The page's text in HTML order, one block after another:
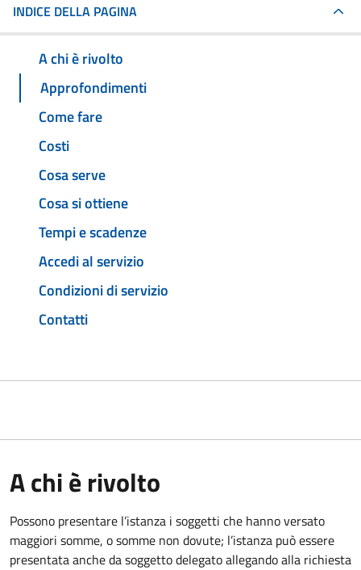
INDICE DELLA PAGINA
A chi è rivolto
Approfondimenti
Come fare
Costi
Cosa serve
Cosa si ottiene
Tempi e scadenze
Accedi al servizio
Condizioni di servizio
Contatti
A chi è rivolto
Possono presentare l’istanza i soggetti che hanno versato
maggiori somme, o somme non dovute; l’istanza può essere
presentata anche da soggetto delegato allegando alla richiesta